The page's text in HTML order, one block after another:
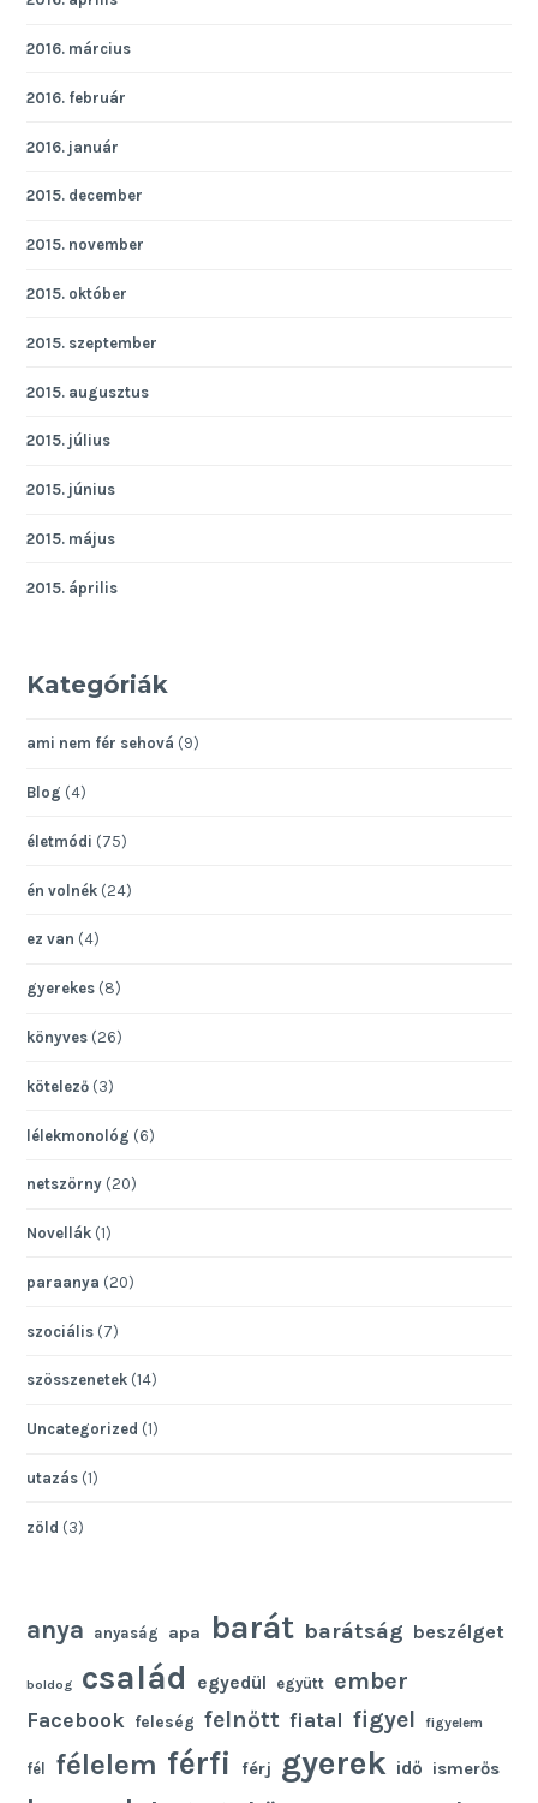
2016. március
2016. február
2016. január
2015. december
2015. november
2015. október
2015. szeptember
2015. augusztus
2015. július
2015. június
2015. május
2015. április
Kategóriák
ami nem fér sehová (9)
Blog (4)
életmódi (75)
én volnék (24)
ez van (4)
gyerekes (8)
könyves (26)
kötelező (3)
lélekmonológ (6)
netszörny (20)
Novellák (1)
paraanya (20)
szociális (7)
szösszenetek (14)
Uncategorized (1)
utazás (1)
zöld (3)
anya anyaság apa barát barátság beszélget
boldog család egyedül együtt ember
Facebook feleség felnőtt fiatal figyel figyelem
fél félelem férfi férj gyerek idő ismerős